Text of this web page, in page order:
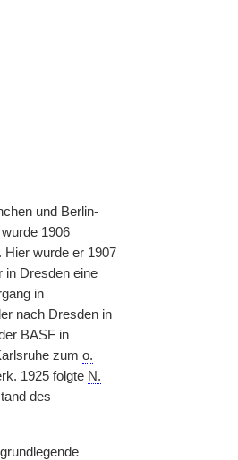
und Berlin-
1906
Hier wurde er 1907
in Dresden eine
in
nach Dresden in
BASF in
zum o.
1925 folgte N.
des